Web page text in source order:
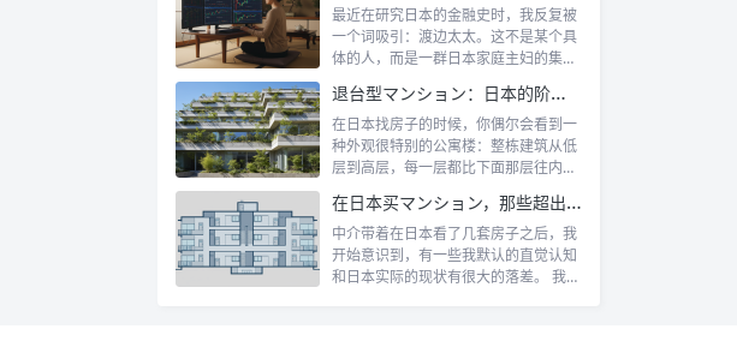
最近在研究日本的金融史时，我反复被
一个词吸引：渡边太太。这不是某个具
体的人，而是一群日本家庭主妇的集体
退台型マンション：日本的阶梯式露台公寓是什么
在日本找房子的时候，你偶尔会看到一
种外观很特别的公寓楼：整栋建筑从低
层到高层，每一层都比下面那层往内缩
在日本买マンション，那些超出认知的所有权规则
中介带着在日本看了几套房子之后，我
开始意识到，有一些我默认的直觉认知
和日本实际的现状有很大的落差。 我自